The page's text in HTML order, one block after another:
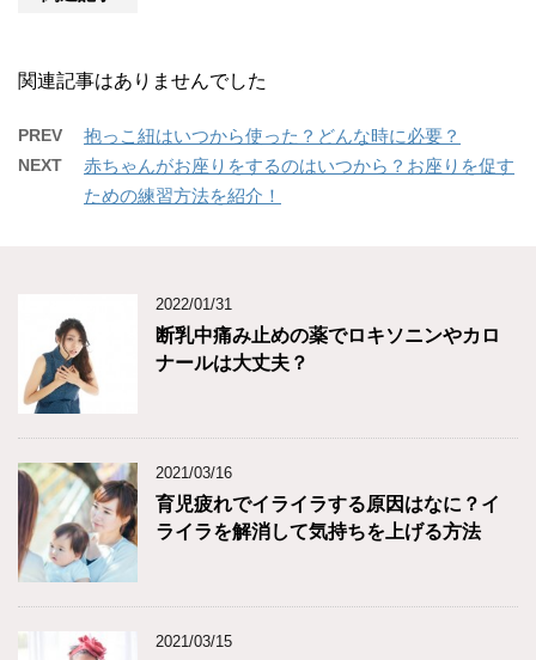
関連記事はありませんでした
PREV 抱っこ紐はいつから使った？どんな時に必要？
NEXT
赤ちゃんがお座りをするのはいつから？お座りを促す
ための練習方法を紹介！
2022/01/31
断乳中痛み止めの薬でロキソニンやカロ
ナールは大丈夫？
2021/03/16
育児疲れでイライラする原因はなに？イ
ライラを解消して気持ちを上げる方法
2021/03/15